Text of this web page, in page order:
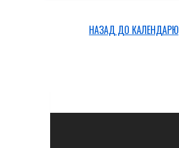
НАЗАД ДО КАЛЕНДАРЮ